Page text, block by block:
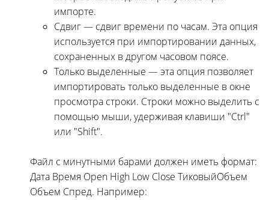
импорте.
Сдвиг — сдвиг времени по часам. Эта опция
используется при импортировании данных,
сохраненных в другом часовом поясе.
Только выделенные — эта опция позволяет
импортировать только выделенные в окне
просмотра строки. Строки можно выделить с
помощью мыши, удерживая клавиши "Ctrl"
или "Shift".
Файл с минутными барами должен иметь формат:
Дата Время Open High Low Close ТиковыйОбъем
Объем Спред. Например: